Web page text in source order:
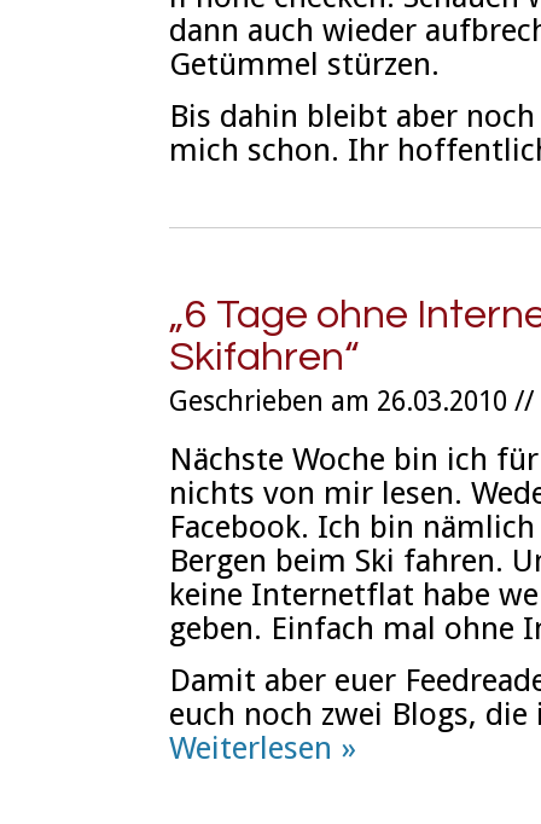
dann auch wieder
Getümmel stürzen.
Bis dahin bleibt aber
mich schon. Ihr
„6 Tage ohne
Skifahren“
Geschrieben am 26.03.2010 //
Nächste Woche bin ich
nichts von mir lesen.
Facebook. Ich bin
Bergen beim Ski fahren.
keine Internetflat habe
geben. Einfach mal ohne
Damit aber euer
euch noch zwei Blogs,
Weiterlesen »